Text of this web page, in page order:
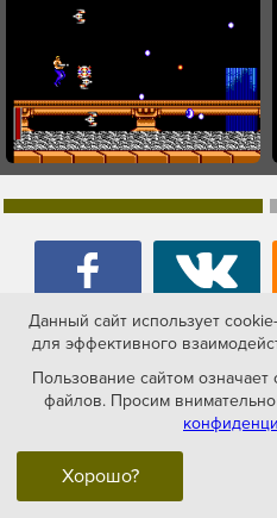
История
Worlds
Данный сайт использует
для эффективного
Пользование сайтом означает
файлов. Просим
Хорошо?